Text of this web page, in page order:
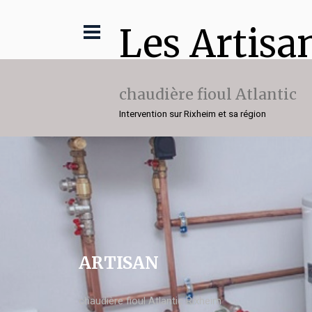
Les
chaudière fioul Atlantic
Intervention sur Rixheim et sa région
ARTISAN
chaudière fioul Atlantic Rixheim